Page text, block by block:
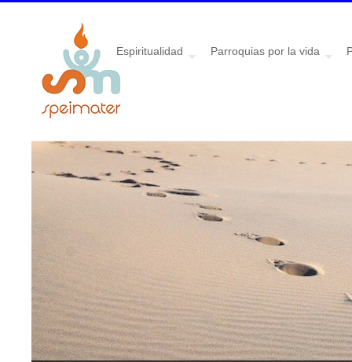
Espiritualidad Parroquias por la vida